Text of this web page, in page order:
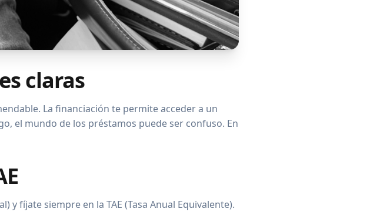
claras
La financiación te permite acceder a un
el mundo de los préstamos puede ser confuso. En
fíjate siempre en la TAE (Tasa Anual Equivalente).